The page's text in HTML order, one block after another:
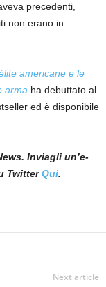
precedenti,
non erano in
americane e le
arma ha debuttato al
ed è disponibile
Inviagli un’e-
TwitterQui.
Next article